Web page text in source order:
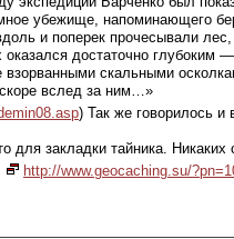
убежище, напоминающего
и поперек прочесывали
достаточно глубоким
скальными
вслед за ним…»
) Так же говорилось
для закладки тайника.
http://www.geocaching.su/